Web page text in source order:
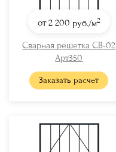
от 2 200 руб./м2
Сварная решетка СВ-02
Арт350
Заказать расчет